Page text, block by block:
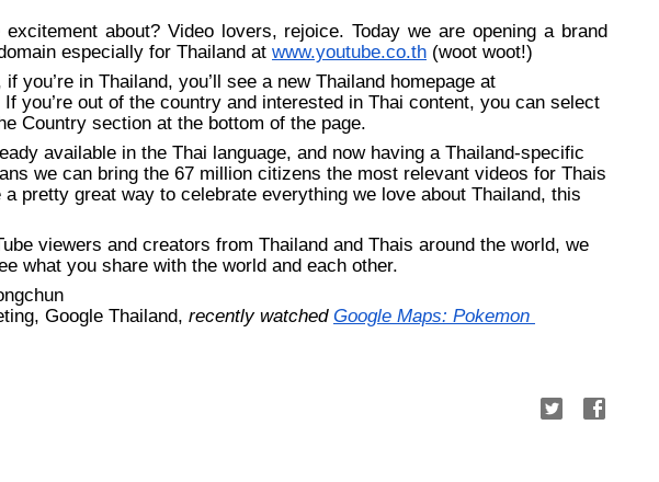
excitement about? Video lovers, rejoice. Today we are opening a brand
especially for Thailand at www.youtube.co.th (woot woot!)
you’re in Thailand, you’ll see a new Thailand homepage at
you’re out of the country and interested in Thai content, you can select
Country section at the bottom of the page.
available in the Thai language, and now having a Thailand-specific
we can bring the 67 million citizens the most relevant videos for Thais
pretty great way to celebrate everything we love about Thailand, this
viewers and creators from Thailand and Thais around the world, we
what you share with the world and each other.
Google Thailand, recently watched Google Maps: Pokemon